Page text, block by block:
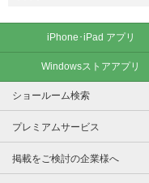
iPhone･iPad アプリ
Windowsストアアプリ
ショールーム検索
プレミアムサービス
掲載をご検討の企業様へ